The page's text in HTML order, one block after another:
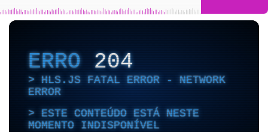
ERRO204
HLS.JS FATAL ERROR - NETWORK
ERROR
ESTE CONTEÚDO ESTÁ NESTE
MOMENTO INDISPONÍVEL